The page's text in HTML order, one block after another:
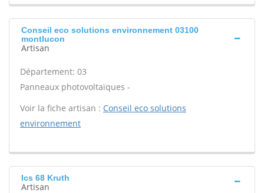
Conseil eco solutions environnement 03100
montlucon
Artisan
Département: 03
Panneaux photovoltaïques -
Voir la fiche artisan : Conseil eco solutions
environnement
Ics 68 Kruth
Artisan